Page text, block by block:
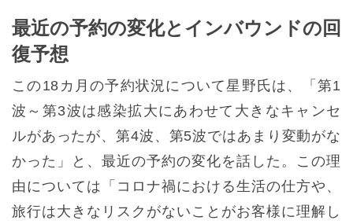
最近の予約の変化とインバウンドの回
復予想
この18カ月の予約状況について星野氏は、「第1
波～第3波は感染拡大にあわせて大きなキャンセ
ルがあったが、第4波、第5波ではあまり変動がな
かった」と、最近の予約の変化を話した。この理
由については「コロナ禍における生活の仕方や、
旅行は大きなリスクがないことがお客様に理解し